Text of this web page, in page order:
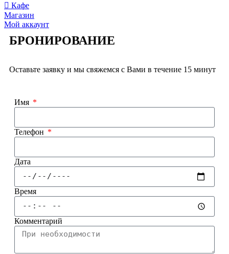
Кафе
Магазин
Мой аккаунт
БРОНИРОВАНИЕ
Оставьте заявку и мы свяжемся с Вами в течение 15 минут
Имя
Телефон
Дата
Время
Комментарий